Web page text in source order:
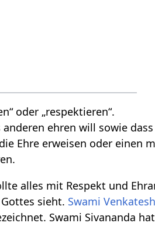
oder „respektieren“.
anderen ehren will sowie
Ehre erweisen oder einen
alles mit Respekt und
sieht. Swami
Swami Sivananda